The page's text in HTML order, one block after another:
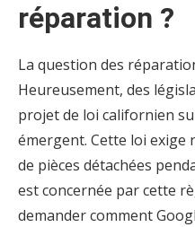
réparation ?
La question des
Heureusement, des
projet de loi californien
émergent. Cette loi
de pièces détachées
est concernée par cette
demander comment